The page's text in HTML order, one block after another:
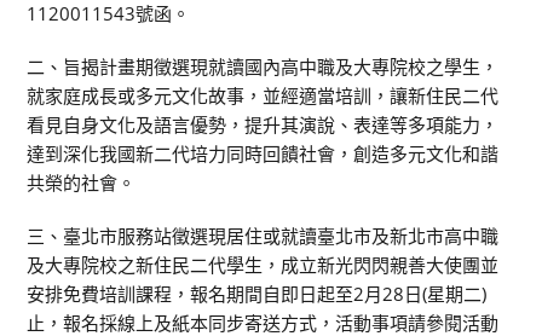
1120011543號函。
二、旨揭計畫期徵選現就讀國內高中職及大專院校之學生，
就家庭成長或多元文化故事，並經適當培訓，讓新住民二代
看見自身文化及語言優勢，提升其演說、表達等多項能力，
達到深化我國新二代培力同時回饋社會，創造多元文化和諧
共榮的社會。
三、臺北市服務站徵選現居住或就讀臺北市及新北市高中職
及大專院校之新住民二代學生，成立新光閃閃親善大使團並
安排免費培訓課程，報名期間自即日起至2月28日(星期二)
止，報名採線上及紙本同步寄送方式，活動事項請參閱活動